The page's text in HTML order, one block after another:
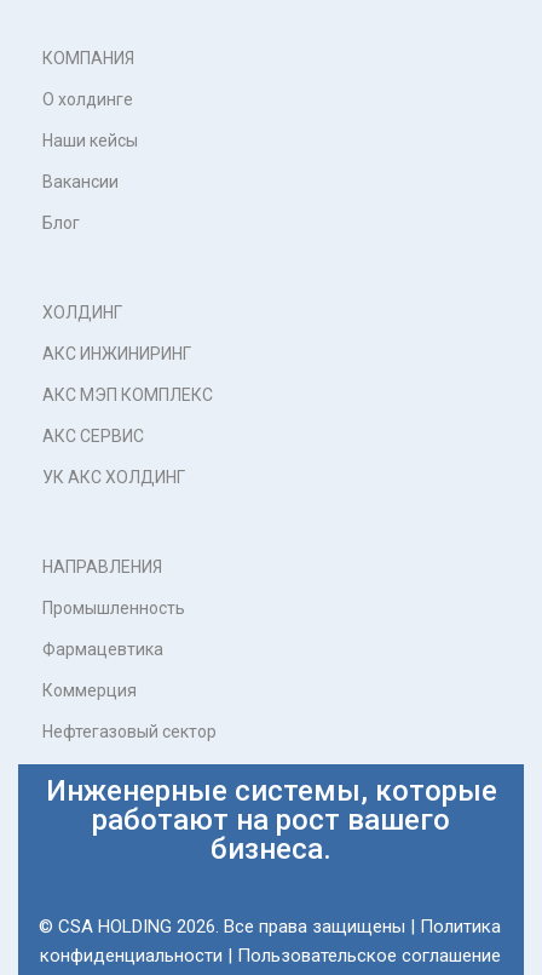
КОМПАНИЯ
О холдинге
Наши кейсы
Вакансии
Блог
ХОЛДИНГ
АКС ИНЖИНИРИНГ
АКС МЭП КОМПЛЕКС
АКС СЕРВИС
УК АКС ХОЛДИНГ
НАПРАВЛЕНИЯ
Промышленность
Фармацевтика
Коммерция
Нефтегазовый сектор
Инженерные системы, которые
работают на рост вашего
бизнеса.
© CSA HOLDING 2026. Все права защищены | Политика
конфиденциальности | Пользовательское соглашение